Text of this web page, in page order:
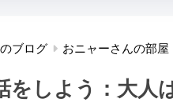
ブログ おニャーさんの部屋
をしよう：大人